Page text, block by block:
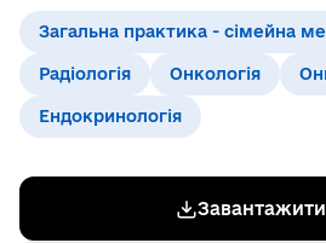
Загальна практика - сімейна
Радіологія Онкологія
Ендокринологія
Завантажити